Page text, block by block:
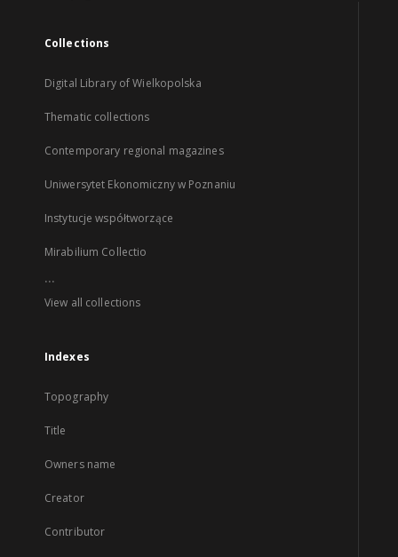
Collections
Digital Library of Wielkopolska
Thematic collections
Contemporary regional magazines
Uniwersytet Ekonomiczny w Poznaniu
Instytucje współtworzące
Mirabilium Collectio
...
View all collections
Indexes
Topography
Title
Owners name
Creator
Contributor